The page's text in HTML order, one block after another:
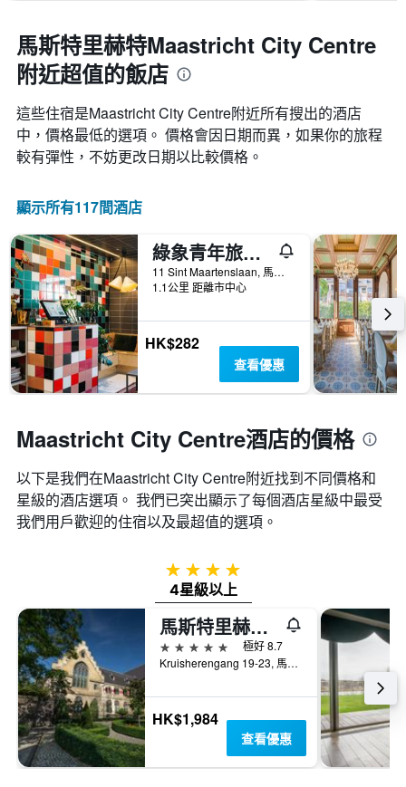
馬斯特里赫特Maastricht City Centre
附近超值的飯店
這些住宿是Maastricht City Centre​附近所有搜出的酒店
中，價格最低的選項。 價格會因日期而異，如果你的旅程
較有彈性，不妨更改日期以比較價格。
顯示所有117間酒店
綠象青年旅舍及 Spa
11 Sint Maartenslaan, 馬斯特里赫特, 林保, 荷蘭
1.1公里 距離市中心
HK$282
查看優惠
Maastricht City Centre酒店的價格
以下是我們在Maastricht City Centre​附近找到不同價格和
星級的酒店選項。 我們已突出顯示了每個酒店星級中最受
我們用戶歡迎的住宿以及最超值的選項。
4星級
4星級以上
馬斯特里赫特克魯舍倫酒店 - 馬斯垂克
5星級
極好 8.7
Kruisherengang 19-23, 馬斯特里赫特, 林保, 荷蘭
HK$1,984
查看優惠